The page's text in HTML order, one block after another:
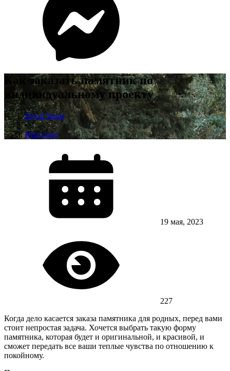
Как заказать памятник по
индивидуальному проекту
Royal Stone
•
Наш блог
19 мая, 2023
227
Когда дело касается заказа памятника для родных, перед вами
стоит непростая задача. Хочется выбрать такую форму
памятника, которая будет и оригинальной, и красивой, и
сможет передать все ваши теплые чувства по отношению к
покойному.